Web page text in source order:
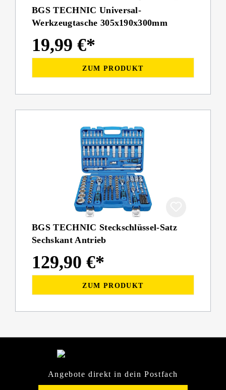
BGS TECHNIC Universal-
Werkzeugtasche 305x190x300mm
19,99 €*
ZUM PRODUKT
BGS TECHNIC Steckschlüssel-Satz
Sechskant Antrieb
129,90 €*
ZUM PRODUKT
Angebote direkt in dein Postfach